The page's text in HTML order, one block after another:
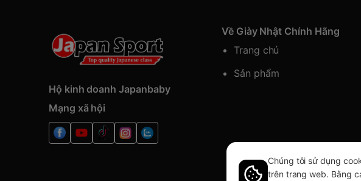
Hộ kinh doanh Japanbaby
Mạng xã hội
Về Giày Nhật Chính Hãng
Trang chủ
Sản phẩm
Chúng tôi sử dụng
trên trang web. Bằng